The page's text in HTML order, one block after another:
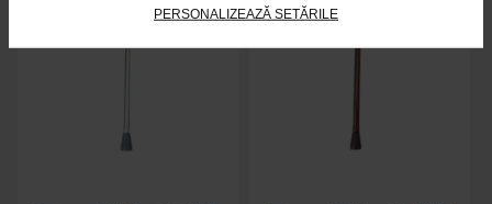
PERSONALIZEAZĂ SETĂRILE